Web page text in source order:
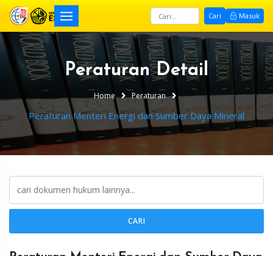
Cari Masuk
Peraturan Detail
Home Peraturan
Peraturan Menteri Energi dan Sumber Daya Mineral
CARI